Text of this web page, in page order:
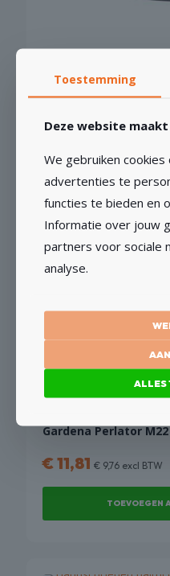
Mechanic Drill
Dit
product
meerdere
variaties.
Deze
worden
de
Waterslang 50m 1/2″
TOEVOEGEN
Gardena Perlator M22
€ 11,81 € 9,76 excl BTW
TOEVOEGEN
Toestemming
Deze website
We gebruiken
advertenties te
functies te bieden en
Informatie over jouw
partners voor sociale
analyse.
ALLES